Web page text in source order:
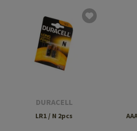
DURACELL
LR1 / N 2pcs